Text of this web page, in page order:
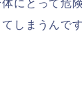
にとって危
しまうんです